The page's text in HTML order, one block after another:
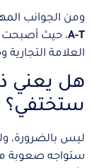
ومن الجوانب
A-T، حيث أصبحت
العلامة
هل يعني
ستختفي؟
ليس بالضرورة،
ستواجه صعوبة